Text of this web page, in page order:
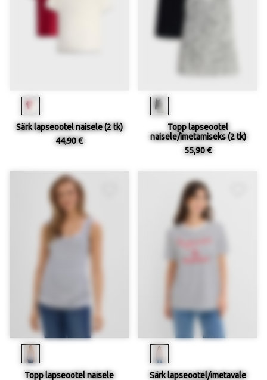
Särk lapseootel naisele (2 tk)
44,90 €
Topp lapseootel
naisele/imetamiseks (2 tk)
55,90 €
Topp lapseootel naisele
Särk lapseootel/imetavale